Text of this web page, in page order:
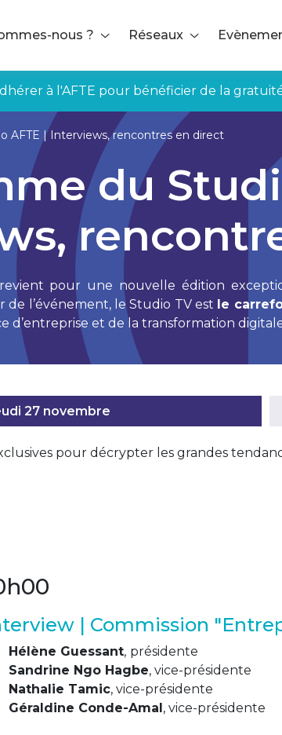
nous ?
Réseaux
à l'AFTE pour bénéficier de la
AFTE | Interviews, rencontres en direct
du
pour une nouvelle édition
l’événement, le Studio TV est le
d’entreprise et de la transformation
27 novembre
pour décrypter les grandes
| Commission
Hélène Guessant, présidente
Sandrine Ngo Hagbe, vice-présidente
Nathalie Tamic, vice-présidente
Géraldine Conde-Amal, vice-présidente